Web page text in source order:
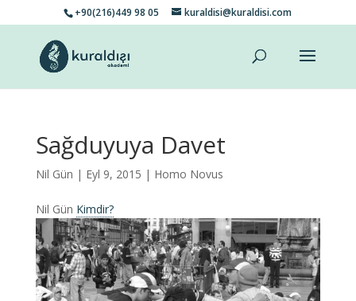
+90(216)449 98 05 kuraldisi@kuraldisi.com
Sağduyuya Davet
Nil Gün | Eyl 9, 2015 | Homo Novus
Nil Gün Kimdir?